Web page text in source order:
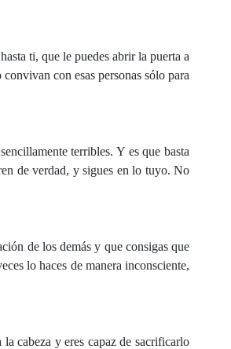
ti, que le puedes abrir la puerta a
con esas personas sólo para
terribles. Y es que basta
de verdad, y sigues en lo tuyo. No
de los demás y que consigas que
lo haces de manera inconsciente,
cabeza y eres capaz de sacrificarlo